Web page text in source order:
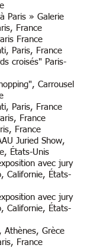
Paris » Galerie
France
France
Paris, France
croisés" Paris-
Carrousel
Paris, France
France
France
Juried Show,
États-Unis
avec jury
Californie, États-
avec jury
Californie, États-
Athènes, Grèce
France